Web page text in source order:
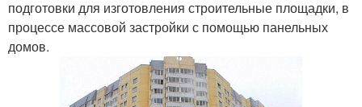
подготовки для изготовления строительные площадки, в
процессе массовой застройки с помощью панельных
домов.